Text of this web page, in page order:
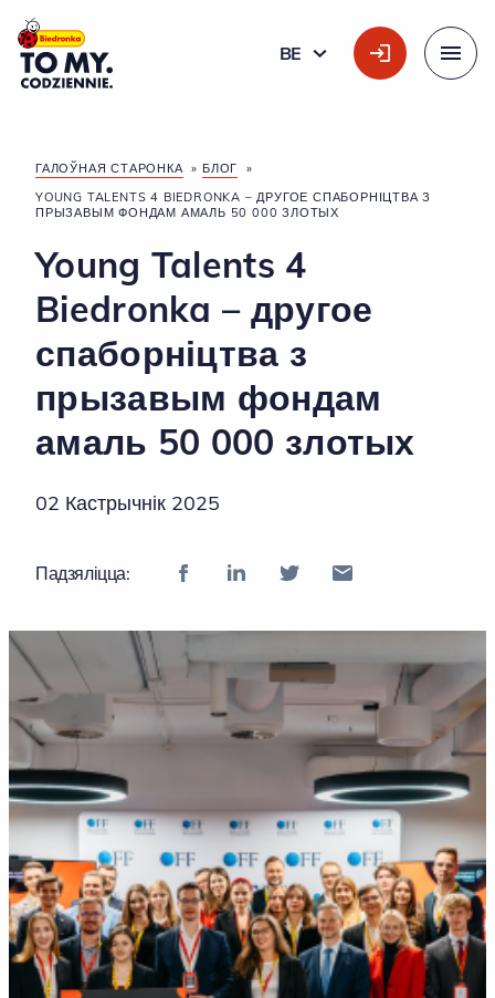
Галоўны лагатып
BE
БЕЛАРУСКАЯ
ГАЛОЎНАЯ СТАРОНКА » БЛОГ
»
YOUNG TALENTS 4 BIEDRONKA – ДРУГОЕ СПАБОРНІЦТВА З
ПРЫЗАВЫМ ФОНДАМ АМАЛЬ 50 000 ЗЛОТЫХ
Young Talents 4
Biedronka – другое
спаборніцтва з
прызавым фондам
амаль 50 000 злотых
02 Кастрычнік 2025
Падзяліцца: